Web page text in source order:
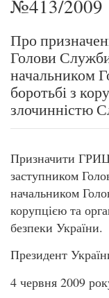
№413/2009
Про
Голови
начальником
боротьбі з
злочинністю
Призначити
заступником
начальником
корупцією та
безпеки України.
Президент
4 червня 2009